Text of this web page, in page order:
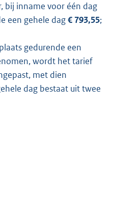
bij inname voor één dag
een gehele dag€ 793,55;
gedurende een
wordt het tarief
met dien
dag bestaat uit twee